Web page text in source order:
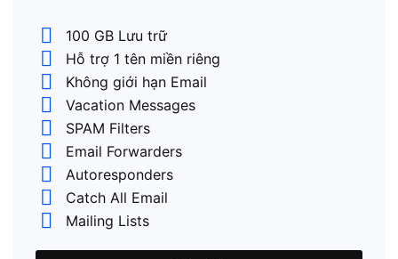
100 GB Lưu trữ
Hỗ trợ 1 tên miền riêng
Không giới hạn Email
Vacation Messages
SPAM Filters
Email Forwarders
Autoresponders
Catch All Email
Mailing Lists